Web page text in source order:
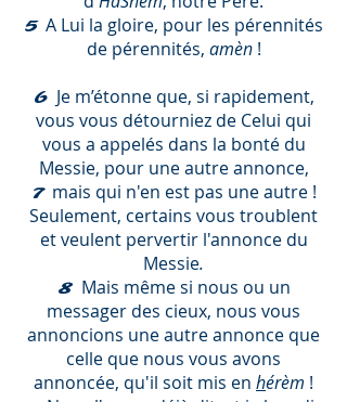
5 A Lui la gloire, pour les pérennités
de pérennités, amèn !
6 Je m’étonne que, si rapidement,
vous vous détourniez de Celui qui
vous a appelés dans la bonté du
Messie, pour une autre annonce,
7 mais qui n'en est pas une autre !
Seulement, certains vous troublent
et veulent pervertir l'annonce du
Messie.
8 Mais même si nous ou un
messager des cieux, nous vous
annoncions une autre annonce que
celle que nous vous avons
annoncée, qu'il soit mis en hérèm !